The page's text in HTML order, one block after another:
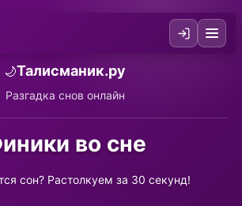
🌙Талисманик.ру
Разгадка снов онлайн
во сне
сон? Растолкуем за 30 секунд!